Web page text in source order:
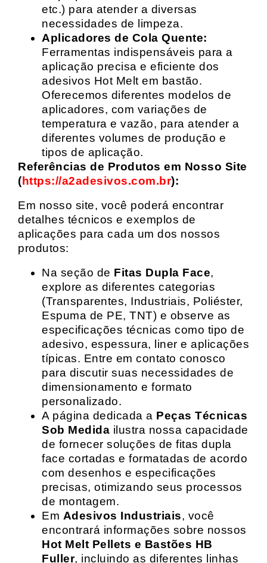
etc.) para atender a diversas
necessidades de limpeza.
Aplicadores de Cola Quente:
Ferramentas indispensáveis para a
aplicação precisa e eficiente dos
adesivos Hot Melt em bastão.
Oferecemos diferentes modelos de
aplicadores, com variações de
temperatura e vazão, para atender a
diferentes volumes de produção e
tipos de aplicação.
Referências de Produtos em Nosso Site
(https://a2adesivos.com.br):
Em nosso site, você poderá encontrar
detalhes técnicos e exemplos de
aplicações para cada um dos nossos
produtos:
Na seção de Fitas Dupla Face,
explore as diferentes categorias
(Transparentes, Industriais, Poliéster,
Espuma de PE, TNT) e observe as
especificações técnicas como tipo de
adesivo, espessura, liner e aplicações
típicas. Entre em contato conosco
para discutir suas necessidades de
dimensionamento e formato
personalizado.
A página dedicada a Peças Técnicas
Sob Medida ilustra nossa capacidade
de fornecer soluções de fitas dupla
face cortadas e formatadas de acordo
com desenhos e especificações
precisas, otimizando seus processos
de montagem.
Em Adesivos Industriais, você
encontrará informações sobre nossos
Hot Melt Pellets e Bastões HB
Fuller, incluindo as diferentes linhas